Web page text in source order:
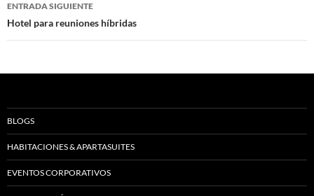
ENTRADA SIGUIENTE
Hotel para reuniones híbridas
BLOGS
HABITACIONES & APARTASUITES
EVENTOS CORPORATIVOS